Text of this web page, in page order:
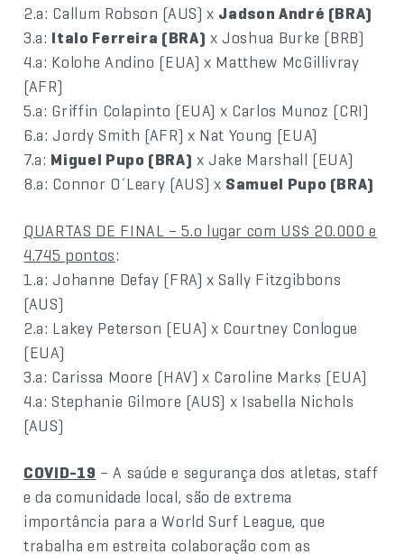
2.a: Callum Robson (AUS) x Jadson André (BRA)
3.a: Italo Ferreira (BRA) x Joshua Burke (BRB)
4.a: Kolohe Andino (EUA) x Matthew McGillivray
(AFR)
5.a: Griffin Colapinto (EUA) x Carlos Munoz (CRI)
6.a: Jordy Smith (AFR) x Nat Young (EUA)
7.a: Miguel Pupo (BRA) x Jake Marshall (EUA)
8.a: Connor O´Leary (AUS) x Samuel Pupo (BRA)
QUARTAS DE FINAL – 5.o lugar com US$ 20.000 e
4.745 pontos:
1.a: Johanne Defay (FRA) x Sally Fitzgibbons
(AUS)
2.a: Lakey Peterson (EUA) x Courtney Conlogue
(EUA)
3.a: Carissa Moore (HAV) x Caroline Marks (EUA)
4.a: Stephanie Gilmore (AUS) x Isabella Nichols
(AUS)
COVID-19 – A saúde e segurança dos atletas, staff
e da comunidade local, são de extrema
importância para a World Surf League, que
trabalha em estreita colaboração com as